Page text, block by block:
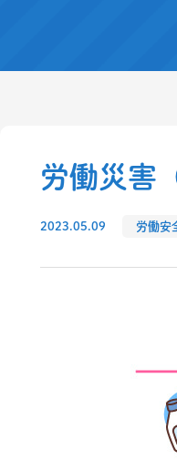
労働災害
2023.05.09 労働安